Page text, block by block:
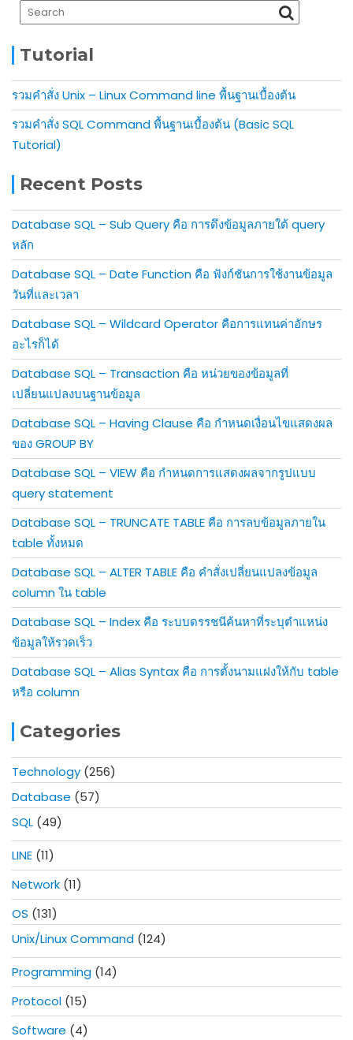
Tutorial
รวมคำสั่ง Unix – Linux Command line พื้นฐานเบื้องต้น
รวมคำสั่ง SQL Command พื้นฐานเบื้องต้น (Basic SQL
Tutorial)
Recent Posts
Database SQL – Sub Query คือ การดึงข้อมูลภายใต้ query
หลัก
Database SQL – Date Function คือ ฟังก์ชันการใช้งานข้อมูล
วันที่และเวลา
Database SQL – Wildcard Operator คือการแทนค่าอักษร
อะไรก็ได้
Database SQL – Transaction คือ หน่วยของข้อมูลที่
เปลี่ยนแปลงบนฐานข้อมูล
Database SQL – Having Clause คือ กำหนดเงื่อนไขแสดงผล
ของ GROUP BY
Database SQL – VIEW คือ กำหนดการแสดงผลจากรูปแบบ
query statement
Database SQL – TRUNCATE TABLE คือ การลบข้อมูลภายใน
table ทั้งหมด
Database SQL – ALTER TABLE คือ คำสั่งเปลี่ยนแปลงข้อมูล
column ใน table
Database SQL – Index คือ ระบบดรรชนีค้นหาที่ระบุตำแหน่ง
ข้อมูลให้รวดเร็ว
Database SQL – Alias Syntax คือ การตั้งนามแฝงให้กับ table
หรือ column
Categories
Technology (256)
Database (57)
SQL (49)
LINE (11)
Network (11)
OS (131)
Unix/Linux Command (124)
Programming (14)
Protocol (15)
Software (4)